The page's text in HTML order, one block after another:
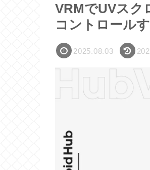
VRMでUVスク
コントロール
2025.08.03